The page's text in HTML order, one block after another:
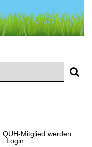
QUH-Mitglied werden
Login